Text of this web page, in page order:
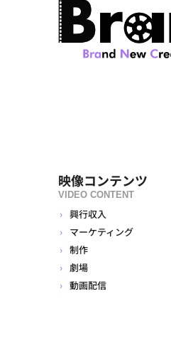
映像コンテンツ
VIDEO CONTENT
興行収入
マーケティング
制作
劇場
動画配信